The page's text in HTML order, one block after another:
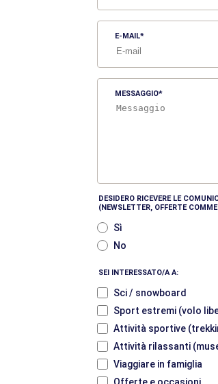
E-MAIL
MESSAGGIO
DESIDERO RICEVERE LE
(NEWSLETTER, OFFERTE
Sì
No
SEI INTERESSATO/A A:
Sci / snowboard
Sport estremi (volo
Attività sportive
Attività rilassanti
Viaggiare in famiglia